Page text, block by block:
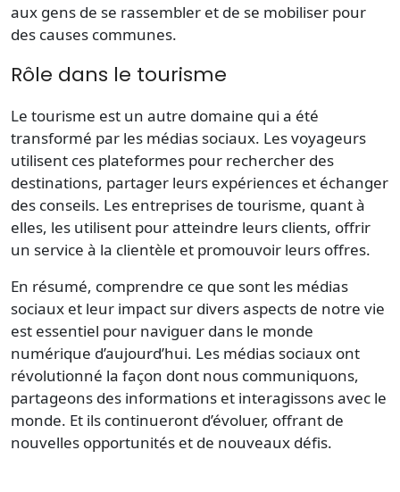
aux gens de se rassembler et de se mobiliser pour
des causes communes.
Rôle dans le tourisme
Le tourisme est un autre domaine qui a été
transformé par les médias sociaux. Les voyageurs
utilisent ces plateformes pour rechercher des
destinations, partager leurs expériences et échanger
des conseils. Les entreprises de tourisme, quant à
elles, les utilisent pour atteindre leurs clients, offrir
un service à la clientèle et promouvoir leurs offres.
En résumé, comprendre ce que sont les médias
sociaux et leur impact sur divers aspects de notre vie
est essentiel pour naviguer dans le monde
numérique d’aujourd’hui. Les médias sociaux ont
révolutionné la façon dont nous communiquons,
partageons des informations et interagissons avec le
monde. Et ils continueront d’évoluer, offrant de
nouvelles opportunités et de nouveaux défis.